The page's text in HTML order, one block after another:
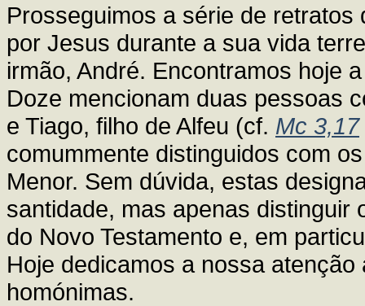
Prosseguimos a série de
por Jesus durante a sua vida
irmão, André. Encontramos hoje
Doze mencionam duas pessoas
e Tiago, filho de Alfeu (cf. Mc 3,17
comummente distinguidos com
Menor. Sem dúvida, estas
santidade, mas apenas distinguir
do Novo Testamento e, em
Hoje dedicamos a nossa
homónimas.